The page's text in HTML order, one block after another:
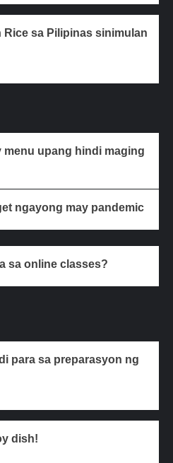
sa Pilipinas sinimulan
menu upang hindi maging
ngayong may pandemic
sa online classes?
para sa preparasyon ng
dish!